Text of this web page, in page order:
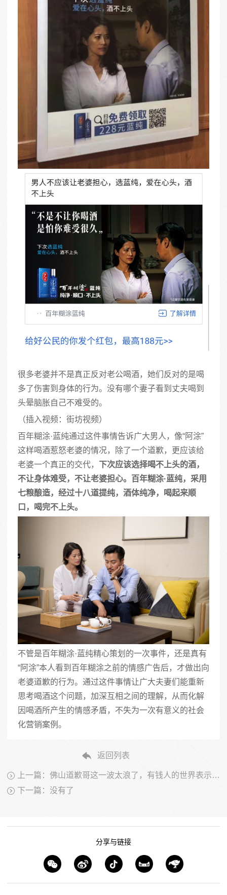
很多老婆并不是真正反对老公喝酒，她们反对的是喝
多了伤害到身体的行为。没有哪个妻子看到丈夫喝到
头晕脑胀自己不难受的。
（插入视频：街坊视频）
百年糊涂·蓝纯通过这件事情告诉广大男人，像“阿涂”
这样喝酒惹怒老婆的情况，除了一个道歉，更应该给
老婆一个真正的交代， 下次应该选择喝不上头的酒，
不让身体难受，不让老婆担心。百年糊涂·蓝纯，采用
七粮酿造，经过十八道提纯，酒体纯净，喝起来顺
口，喝完不上头。
不管是百年糊涂·蓝纯精心策划的一次事件，还是真有
“阿涂”本人看到百年糊涂之前的情感广告后，才做出向
老婆道歉的行为。通过这件事情让广大夫妻们能重新
思考喝酒这个问题，加深互相之间的理解，从而化解
因喝酒所产生的情感矛盾，不失为一次有意义的社会
化营销案例。
返回列表
上一篇：佛山道歉哥这一波太浪了，有钱人的世界表示看不懂
下一篇：没有了
分享与链接